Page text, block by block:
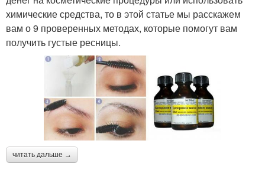
химические средства, то в этой статье мы расскажем
вам о 9 проверенных методах, которые помогут вам
получить густые ресницы.
читать дальше →